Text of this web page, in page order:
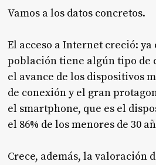
Vamos a los datos concretos.
El acceso a Internet creció: ya
población tiene algún tipo de
el avance de los dispositivos
de conexión y el gran
el smartphone, que es el
el 86% de los menores de 30
Crece, además, la valoración